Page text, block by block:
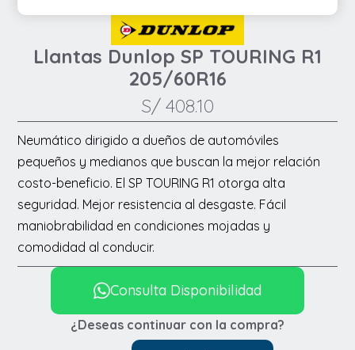
Llantas Dunlop SP TOURING R1
205/60R16
S/ 408.10
Neumático dirigido a dueños de automóviles
pequeños y medianos que buscan la mejor relación
costo-beneficio. El SP TOURING R1 otorga alta
seguridad. Mejor resistencia al desgaste. Fácil
maniobrabilidad en condiciones mojadas y
comodidad al conducir.
¿Deseas continuar con la compra?
Consulta Disponibilidad